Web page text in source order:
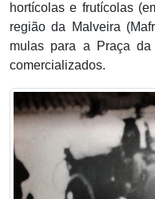
hortícolas e frutícolas
região da Malveira
mulas para a Praça
comercializados.